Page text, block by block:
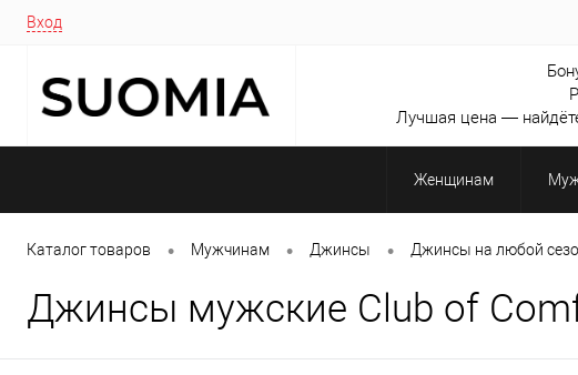
Вход
Лучшая цена —
Женщинам
Каталог товаров • Мужчинам • Джинсы • Джинсы на любой
Джинсы мужские Club of